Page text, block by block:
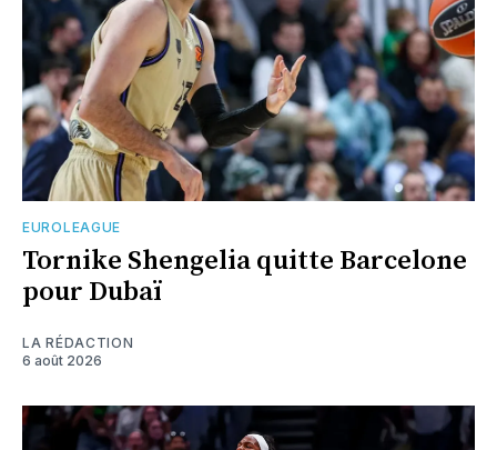
EUROLEAGUE
Tornike Shengelia quitte Barcelone
pour Dubaï
LA RÉDACTION
6 août 2026